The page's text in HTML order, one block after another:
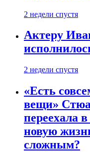
2 недели спустя
Актеру
2 недели спустя
«Есть
вещи»
переехала
новую
сложным?